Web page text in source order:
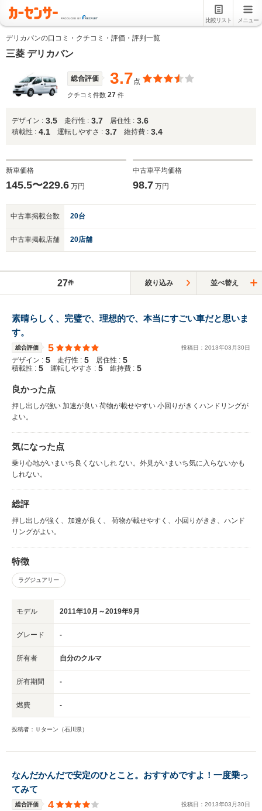
比較リスト メニュー
デリカバンの口コミ・クチコミ・評価・評判一覧
三菱 デリカバン
総合評価 3.7点
クチコミ件数 27 件
デザイン : 3.5 走行性 : 3.7 居住性 : 3.6
積載性 : 4.1 運転しやすさ : 3.7 維持費 : 3.4
新車価格
145.5〜229.6 万円
中古車平均価格
98.7 万円
中古車掲載台数 20台
中古車掲載店舗 20店舗
27件 絞り込み 並べ替え
素晴らしく、完璧で、理想的で、本当にすごい車だと思いま
す。
総合評価 5 投稿日： 2013年03 月30日
デザイン : 5 走行性 : 5 居住性 : 5
積載性 : 5 運転しやすさ : 5 維持費 : 5
良かった点
押し出しが強い 加速が良い 荷物が載せやすい 小回りがきくハンドリングが
よい。
気になった点
乗り心地がいまいち良くないしれ ない。外見がいまいち気に入らないかも
しれない。
総評
押し出しが強く、加速が良く、 荷物が載せやすく、小回りがきき、ハンド
リングがよい。
特徴
ラグジュアリー
モデル 2011年10月～2019年9月
グレード -
所有者 自分のクルマ
所有期間 -
燃費 -
投稿者：Ｕターン（石川県）
なんだかんだで安定のひとこと。おすすめですよ！一度乗っ
てみて
総合評価 4 投稿日： 2013年03 月30日